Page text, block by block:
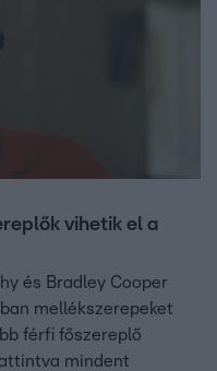
vihetik el a
és Bradley Cooper
mellékszerepeket
férfi főszereplő
mindent